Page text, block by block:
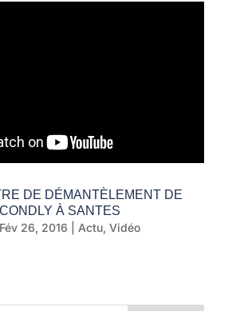
DE DÉMANTÈLEMENT DE
À SANTES
Fév 26, 2016 Actu, Vidéo